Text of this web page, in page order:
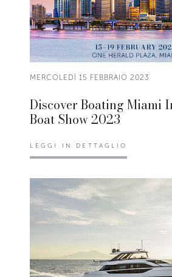
MERCOLEDÌ 15 FEBBRAIO 2023
Discover Boating Miami
Boat Show 2023
LEGGI IN DETTAGLIO